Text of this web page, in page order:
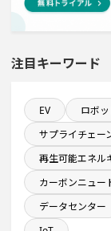
飲食事業
九州地方で
来月稼働
既に100億
医薬品工場
注目キーワード
EV ロボッ
サプライチェー
再生可能エネル
カーボンニュー
データセンター